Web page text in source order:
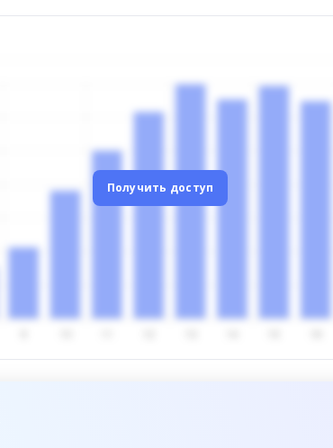
Получить доступ